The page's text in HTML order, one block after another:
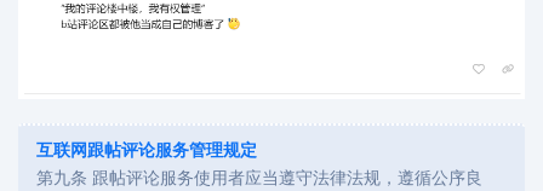
互联网跟帖评论服务管理规定
第九条 跟帖评论服务使用者应当遵守法律法规，遵循公序良